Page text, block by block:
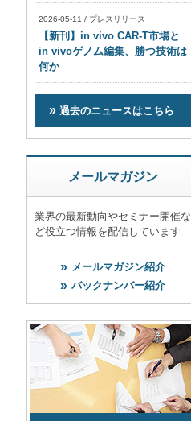
2026-05-11 / プレスリリース
【新刊】in vivo CAR-T市場と
in vivoゲノム編集、勝つ技術は
何か
過去のニュースはこちら
メールマガジン
業界の最新動向やセミナー開催な
ど役立つ情報を配信しています
メールマガジン紹介
バックナンバー紹介